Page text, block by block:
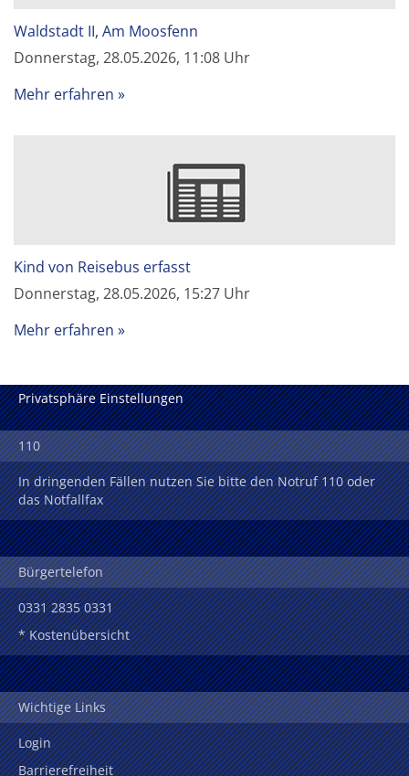
Waldstadt II, Am Moosfenn
Donnerstag, 28.05.2026, 11:08 Uhr
Mehr erfahren
Kind von Reisebus erfasst
Donnerstag, 28.05.2026, 15:27 Uhr
Mehr erfahren
Privatsphäre Einstellungen
110
In dringenden Fällen nutzen Sie bitte den Notruf 110 oder
das Notfallfax
Bürgertelefon
0331 2835 0331
* Kostenübersicht
Wichtige Links
Login
Barrierefreiheit